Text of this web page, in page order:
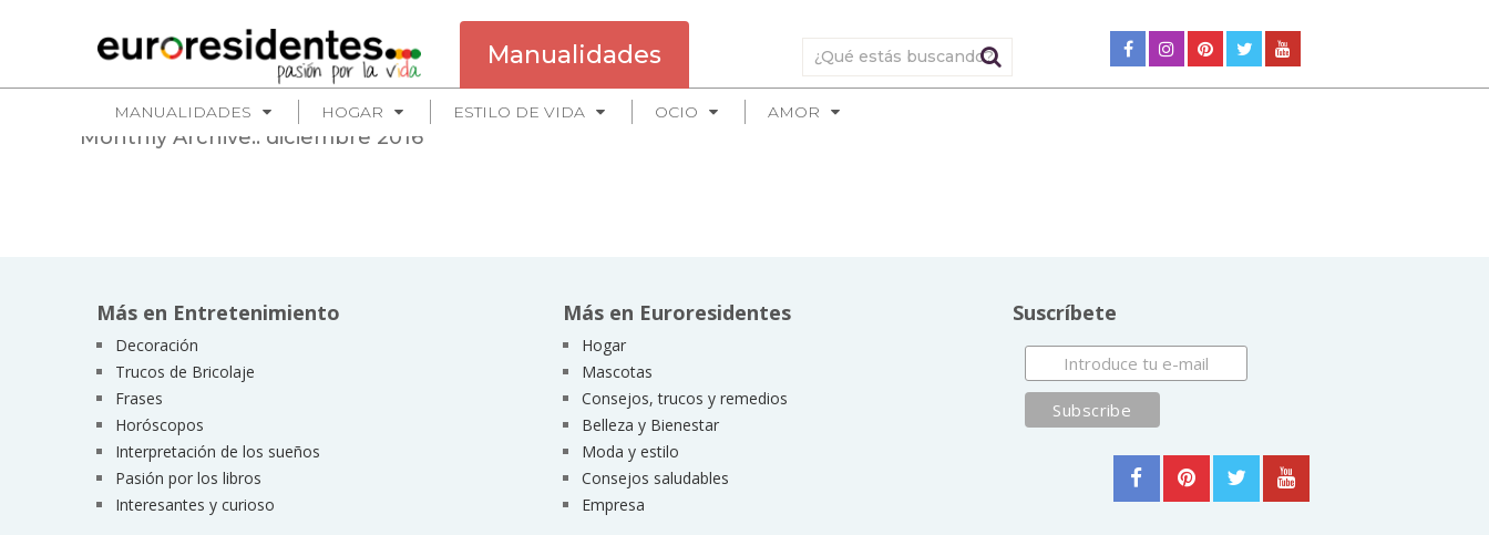
Manualidades
MANUALIDADES HOGAR ESTILO DE VIDA OCIO AMOR
Monthly Archive:: diciembre 2016
Más en Entretenimiento
Decoración
Trucos de Bricolaje
Frases
Horóscopos
Interpretación de los sueños
Pasión por los libros
Interesantes y curioso
Más en Euroresidentes
Hogar
Mascotas
Consejos, trucos y remedios
Belleza y Bienestar
Moda y estilo
Consejos saludables
Empresa
Suscríbete